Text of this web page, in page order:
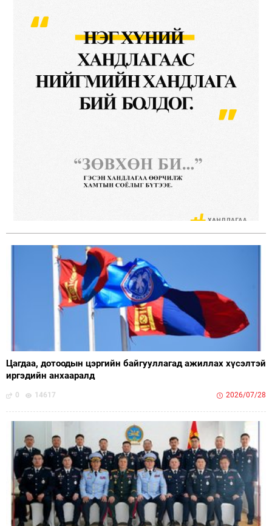
Цагдаа, дотоодын цэргийн байгууллагад ажиллах хүсэлтэй
иргэдийн анхааралд
0 14617 2026/07/28